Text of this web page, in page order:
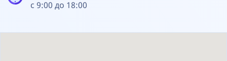
с 9:00 до 18:00